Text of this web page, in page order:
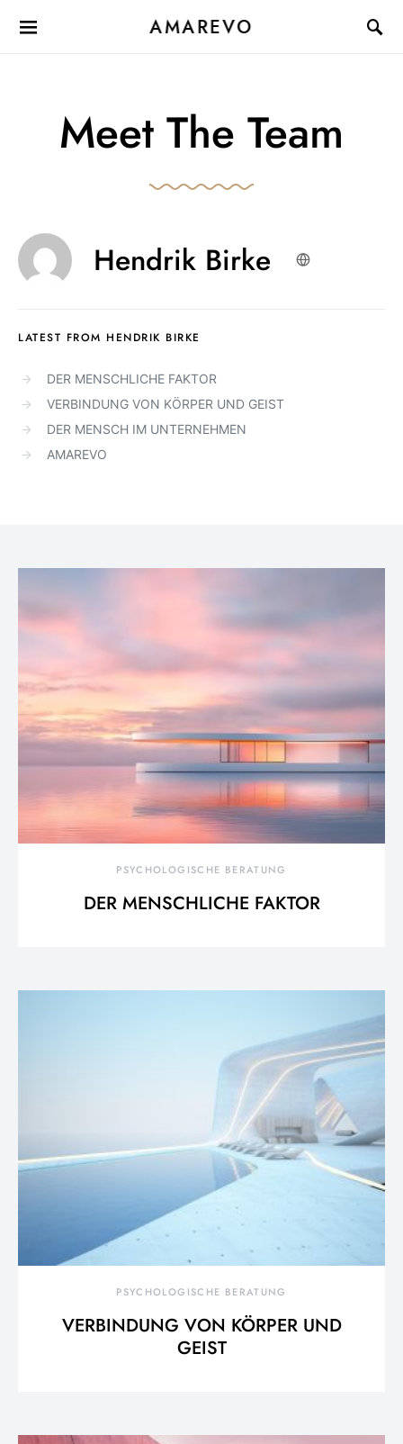
AMAREVO
Meet The Team
Hendrik Birke
LATEST FROM HENDRIK BIRKE
DER MENSCHLICHE FAKTOR
VERBINDUNG VON KÖRPER UND GEIST
DER MENSCH IM UNTERNEHMEN
AMAREVO
PSYCHOLOGISCHE BERATUNG
DER MENSCHLICHE FAKTOR
PSYCHOLOGISCHE BERATUNG
VERBINDUNG VON KÖRPER UND
GEIST